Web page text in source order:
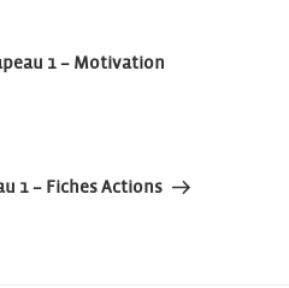
1 – Motivation
1 – Fiches Actions